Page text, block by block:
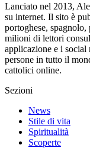
Lanciato nel 2013,
su internet. Il sito è
portoghese,
milioni di lettori
applicazione e i
persone in tutto il
cattolici online.
Sezioni
News
Stile di vita
Spiritualità
Scoperte